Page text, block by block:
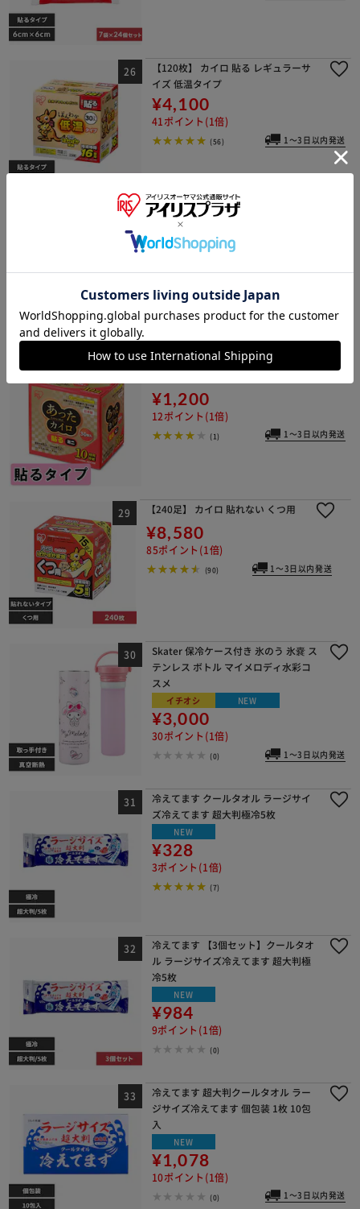
【120枚】 カイロ 貼る レギュラーサ
イズ 低温タイプ
¥4,100
41ポイント(1倍)
(56) 1～3日以内発送
【90枚】 カイロ 貼る ミニサイズ 低温
タイプ
¥2,400
(59)
カイロ 貼る ミニサイズ EXタイプ 30枚
¥1,200
12ポイント(1倍)
(1) 1～3日以内発送
【240足】 カイロ 貼れない くつ用
¥8,580
85ポイント(1倍)
(90) 1～3日以内発送
Skater 保冷ケース付き 氷のう 氷嚢 ス
テンレス ボトル マイメロディ水彩コ
スメ
イチオシ NEW
¥3,000
30ポイント(1倍)
(0) 1～3日以内発送
冷えてます クールタオル ラージサイ
ズ冷えてます 超大判極冷5枚
NEW
¥328
3ポイント(1倍)
(7)
冷えてます 【3個セット】クールタオ
ル ラージサイズ冷えてます 超大判極
冷5枚
NEW
¥984
9ポイント(1倍)
(0)
冷えてます 超大判クールタオル ラー
ジサイズ冷えてます 個包装 1枚 10包
入
NEW
¥1,078
10ポイント(1倍)
(0) 1～3日以内発送